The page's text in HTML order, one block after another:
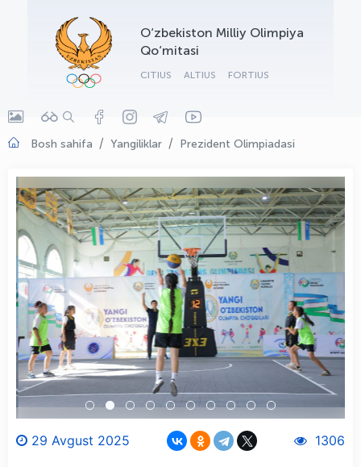
O‘zbekiston Milliy Olimpiya
Qo‘mitasi
CITIUS ALTIUS FORTIUS
Bosh sahifa Yangiliklar Prezident Olimpiadasi
29 Avgust 2025 1306
OLYMPCHIK AI - yordamchi
Onlayn · olympic.uz